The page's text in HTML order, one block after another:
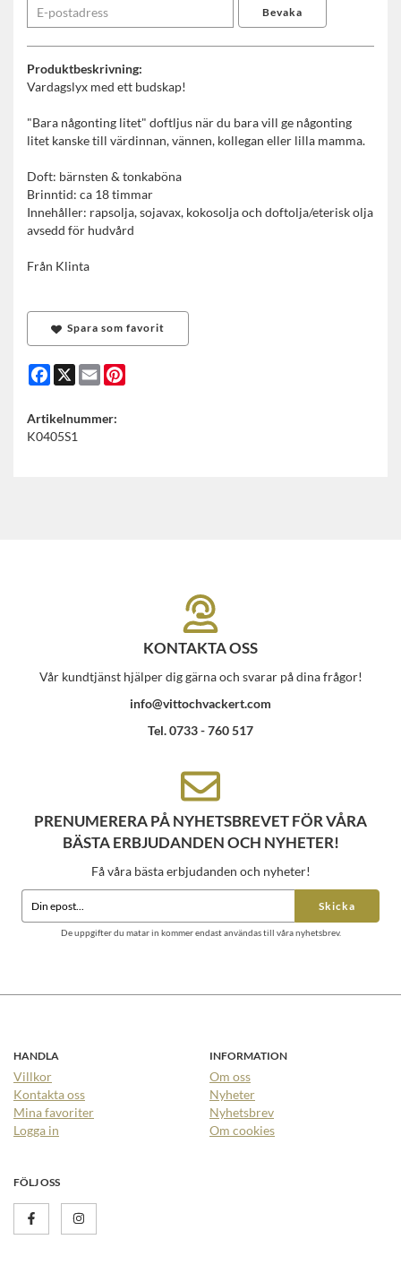
Bevaka
Produktbeskrivning:
Vardagslyx med ett budskap!
"Bara någonting litet" doftljus när du bara vill ge någonting
litet kanske till värdinnan, vännen, kollegan eller lilla mamma.
Doft: bärnsten & tonkaböna
Brinntid: ca 18 timmar
Innehåller: rapsolja, sojavax, kokosolja och doftolja/eterisk olja
avsedd för hudvård
Från Klinta
Spara som favorit
Facebook
X Email
Artikelnummer:
K0405S1
KONTAKTA OSS
Vår kundtjänst hjälper dig gärna och svarar på dina frågor!
info@vittochvackert.com
Tel. 0733 - 760 517
PRENUMERERA PÅ NYHETSBREVET FÖR VÅRA
BÄSTA ERBJUDANDEN OCH NYHETER!
Få våra bästa erbjudanden och nyheter!
Skicka
De uppgifter du matar in kommer endast användas till våra nyhetsbrev.
HANDLA
Villkor
Kontakta oss
Mina favoriter
Logga in
INFORMATION
Om oss
Nyheter
Nyhetsbrev
Om cookies
FÖLJ OSS